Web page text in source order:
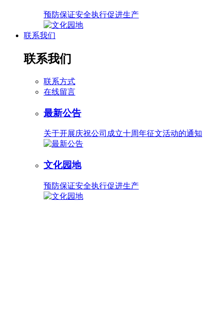
预防保证安全执行促进生产
联系我们
联系我们
联系方式
在线留言
最新公告
关于开展庆祝公司成立十周年征文活动的通知
文化园地
预防保证安全执行促进生产